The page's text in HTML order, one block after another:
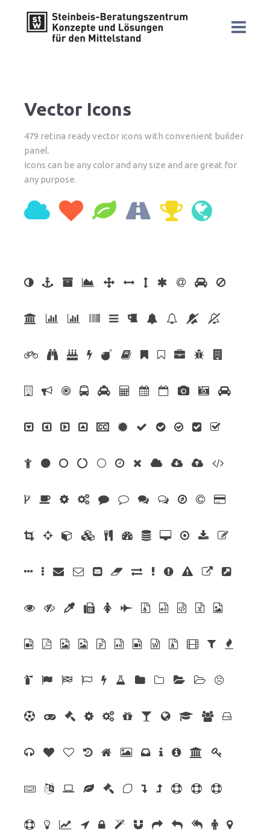
Vector Icons
479 retina ready vector icons with convenient builder
panel.
Icons can be any color and any size and are great for
any purpose.